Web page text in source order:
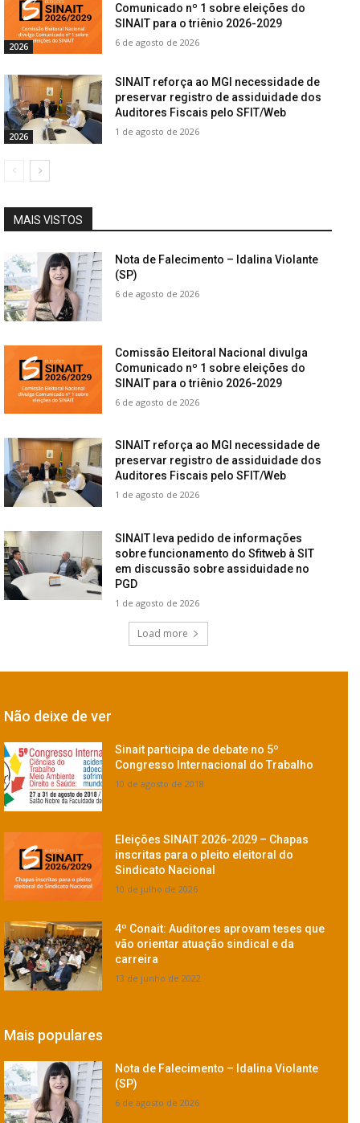
2026
Comunicado nº 1 sobre eleições do
SINAIT para o triênio 2026-2029
6 de agosto de 2026
2026
SINAIT reforça ao MGI necessidade de
preservar registro de assiduidade dos
Auditores Fiscais pelo SFIT/Web
1 de agosto de 2026
MAIS VISTOS
Nota de Falecimento – Idalina Violante
(SP)
6 de agosto de 2026
Comissão Eleitoral Nacional divulga
Comunicado nº 1 sobre eleições do
SINAIT para o triênio 2026-2029
6 de agosto de 2026
SINAIT reforça ao MGI necessidade de
preservar registro de assiduidade dos
Auditores Fiscais pelo SFIT/Web
1 de agosto de 2026
SINAIT leva pedido de informações
sobre funcionamento do Sfitweb à SIT
em discussão sobre assiduidade no
PGD
1 de agosto de 2026
Load more
Não deixe de ver
Sinait participa de debate no 5º
Congresso Internacional do Trabalho
10 de agosto de 2018
Eleições SINAIT 2026-2029 – Chapas
inscritas para o pleito eleitoral do
Sindicato Nacional
10 de julho de 2026
4º Conait: Auditores aprovam teses que
vão orientar atuação sindical e da
carreira
13 de junho de 2022
Mais populares
Nota de Falecimento – Idalina Violante
(SP)
6 de agosto de 2026